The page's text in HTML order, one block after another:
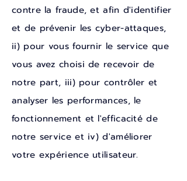
contre la fraude, et afin d'identifier
et de prévenir les cyber-attaques,
ii) pour vous fournir le service que
vous avez choisi de recevoir de
notre part, iii) pour contrôler et
analyser les performances, le
fonctionnement et l'efficacité de
notre service et iv) d'améliorer
votre expérience utilisateur.